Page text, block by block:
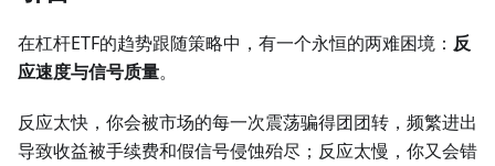
在杠杆ETF的趋势跟随策略中，有一个永恒的两难困境： 反
应速度与信号质量。
反应太快，你会被市场的每一次震荡骗得团团转，频繁进出
导致收益被手续费和假信号侵蚀殆尽；反应太慢，你又会错